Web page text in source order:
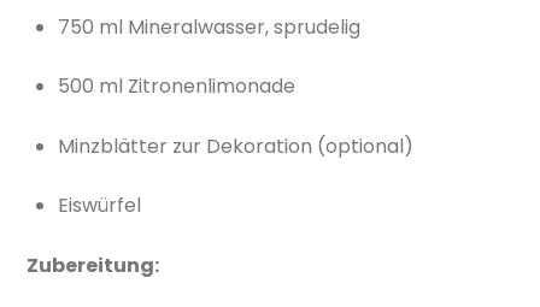
750 ml Mineralwasser, sprudelig
500 ml Zitronenlimonade
Minzblätter zur Dekoration (optional)
Eiswürfel
Zubereitung: